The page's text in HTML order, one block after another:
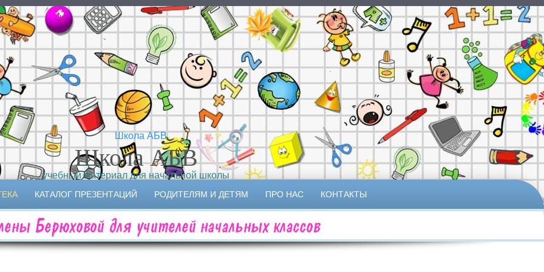
Школа АБВ
учебный материал для начальной школы
КАТАЛОГ ПРЕЗЕНТАЦИЙ РОДИТЕЛЯМ И ДЕТЯМ ПРО НАС КОНТАКТЫ